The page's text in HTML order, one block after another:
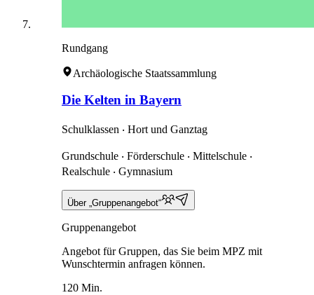
Rundgang
Archäologische Staatssammlung
Die Kelten in Bayern
Schulklassen ‧ Hort und Ganztag
Grundschule ‧ Förderschule ‧ Mittelschule ‧
Realschule ‧ Gymnasium
Über „Gruppenangebot“
Gruppenangebot
Angebot für Gruppen, das Sie beim MPZ mit
Wunschtermin anfragen können.
120 Min.